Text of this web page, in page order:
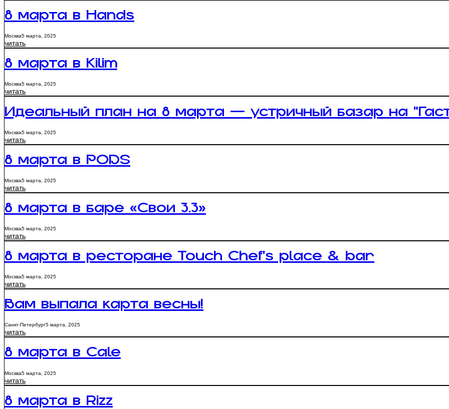
8 марта в Hands
Москва5 марта, 2025
читать
8 марта в Kilim
Москва5 марта, 2025
читать
Идеальный план на 8 марта — устричный базар на
Москва5 марта, 2025
читать
8 марта в PODS
Москва5 марта, 2025
читать
8 марта в баре «Свои 3.3»
Москва5 марта, 2025
читать
8 марта в ресторане Touch Chef’s place & bar
Москва5 марта, 2025
читать
Вам выпала карта весны!
Санкт-Петербург5 марта, 2025
читать
8 марта в Cale
Москва5 марта, 2025
читать
8 марта в Rizz